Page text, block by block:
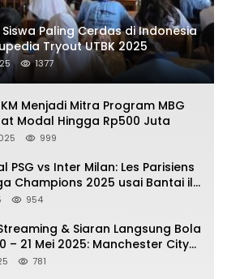
Paling Cerdas di Indonesia
Tryout UTBK 2025
1377
Menjadi Mitra Program MBG
Modal Hingga Rp500 Juta
999
PSG vs Inter Milan: Les Parisiens
Champions 2025 usai Bantai il
954
& Siaran Langsung Bola
– 21 Mei 2025: Manchester City
781